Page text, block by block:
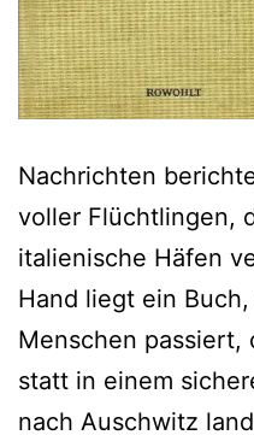
Nachrichten
voller Flüchtlingen,
italienische Häfen
Hand liegt ein
Menschen passiert,
statt in einem
nach Auschwitz